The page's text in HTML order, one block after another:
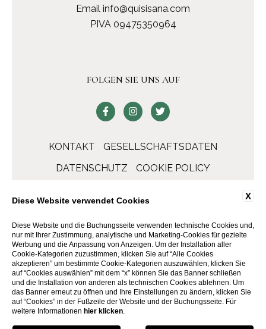
Email info@quisisana.com
PIVA 09475350964
FOLGEN SIE UNS AUF
KONTAKT
GESELLSCHAFTSDATEN
DATENSCHUTZ
COOKIE POLICY
WEBSITE BY BLASTNESS
X
Diese Website verwendet Cookies
Diese Website und die Buchungsseite verwenden technische Cookies und,
nur mit Ihrer Zustimmung, analytische und Marketing-Cookies für gezielte
Werbung und die Anpassung von Anzeigen. Um der Installation aller
Cookie-Kategorien zuzustimmen, klicken Sie auf “Alle Cookies
akzeptieren” um bestimmte Cookie-Kategorien auszuwählen, klicken Sie
auf “Cookies auswählen” mit dem “x” können Sie das Banner schließen
und die Installation von anderen als technischen Cookies ablehnen. Um
das Banner erneut zu öffnen und Ihre Einstellungen zu ändern, klicken Sie
auf “Cookies” in der Fußzeile der Website und der Buchungsseite. Für
weitere Informationen hier klicken.